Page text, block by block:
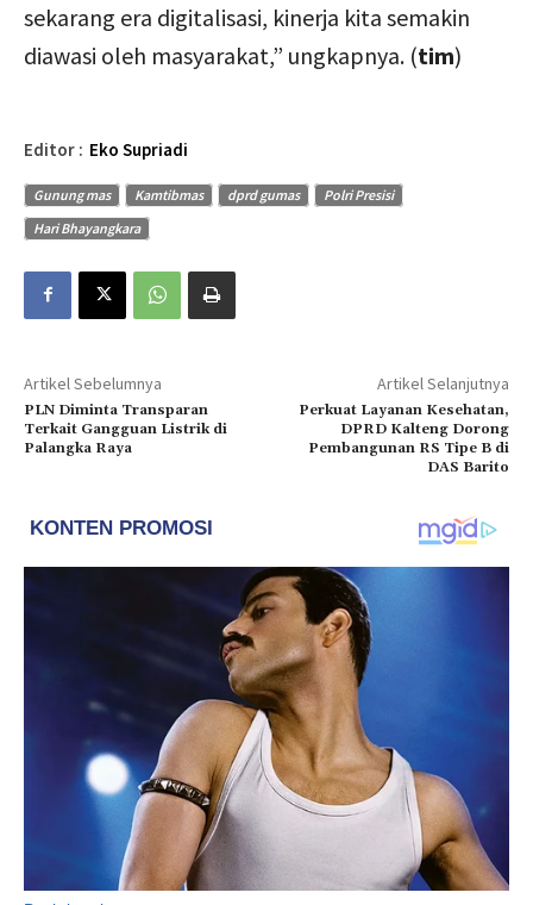
sekarang era digitalisasi, kinerja kita semakin
diawasi oleh masyarakat,” ungkapnya. (tim)
Editor : Eko Supriadi
Gunung mas Kamtibmas dprd gumas
Polri Presisi
Hari Bhayangkara
Artikel Sebelumnya
PLN Diminta Transparan
Terkait Gangguan Listrik di
Palangka Raya
Artikel Selanjutnya
Perkuat Layanan Kesehatan,
DPRD Kalteng Dorong
Pembangunan RS Tipe B di
DAS Barito